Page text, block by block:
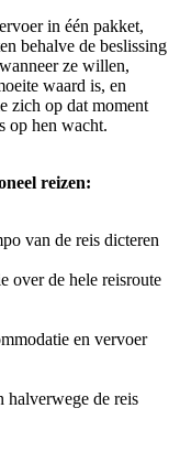
in één pakket,
behalve de beslissing
ze willen,
waard is, en
zich op dat moment
op hen wacht.
reizen:
van de reis dicteren
over de hele reisroute
en vervoer
halverwege de reis